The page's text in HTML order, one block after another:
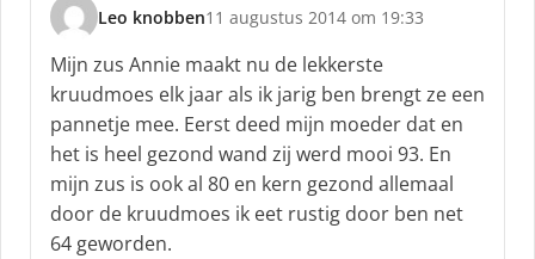
Leo knobben
s
c
h
r
e
e
f
11 augustus 2014 om 19:33
Mijn zus Annie maakt nu de lekkerste
kruudmoes elk jaar als ik jarig ben brengt ze een
pannetje mee. Eerst deed mijn moeder dat en
het is heel gezond wand zij werd mooi 93. En
mijn zus is ook al 80 en kern gezond allemaal
door de kruudmoes ik eet rustig door ben net
64 geworden.